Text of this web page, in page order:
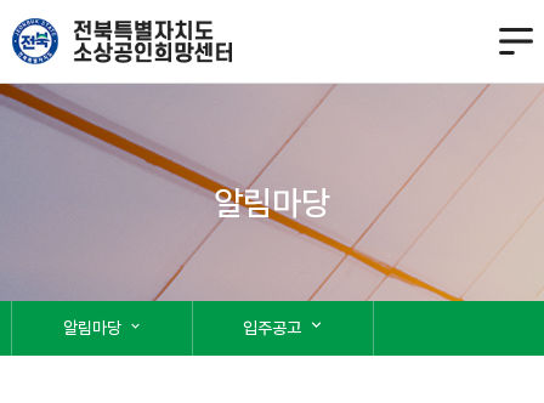
알림마당
알림마당 expand_more 입주공고 expand_more